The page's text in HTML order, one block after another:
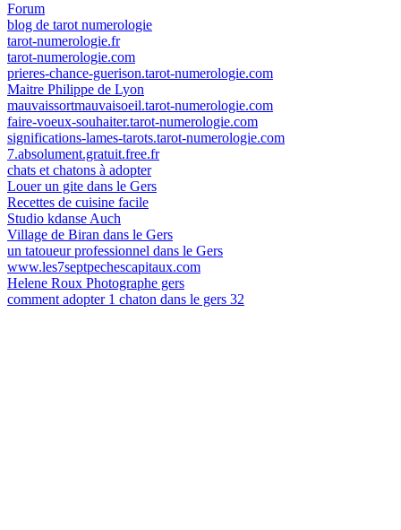
Forum
blog de tarot numerologie
tarot-numerologie.fr
tarot-numerologie.com
prieres-chance-guerison.tarot-numerologie.com
Maitre Philippe de Lyon
mauvaissortmauvaisoeil.tarot-numerologie.com
faire-voeux-souhaiter.tarot-numerologie.com
significations-lames-tarots.tarot-numerologie.com
7.absolument.gratuit.free.fr
chats et chatons à adopter
Louer un gite dans le Gers
Recettes de cuisine facile
Studio kdanse Auch
Village de Biran dans le Gers
un tatoueur professionnel dans le Gers
www.les7septpechescapitaux.com
Helene Roux Photographe gers
comment adopter 1 chaton dans le gers 32